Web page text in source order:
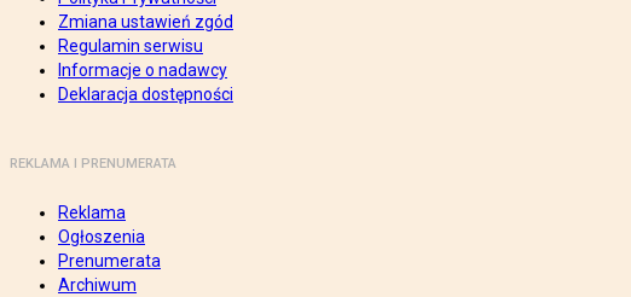
Zmiana ustawień zgód
Regulamin serwisu
Informacje o nadawcy
Deklaracja dostępności
REKLAMA I PRENUMERATA
Reklama
Ogłoszenia
Prenumerata
Archiwum